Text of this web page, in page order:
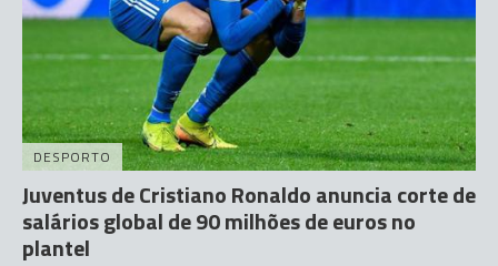
DESPORTO
Juventus de Cristiano Ronaldo anuncia corte de
salários global de 90 milhões de euros no
plantel